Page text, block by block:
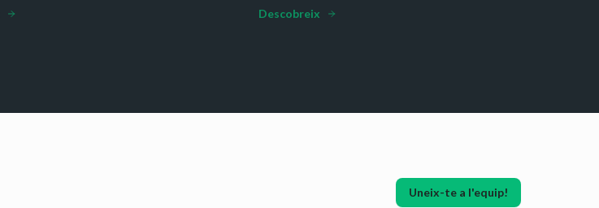
Descobreix
Uneix-te a l'equip!